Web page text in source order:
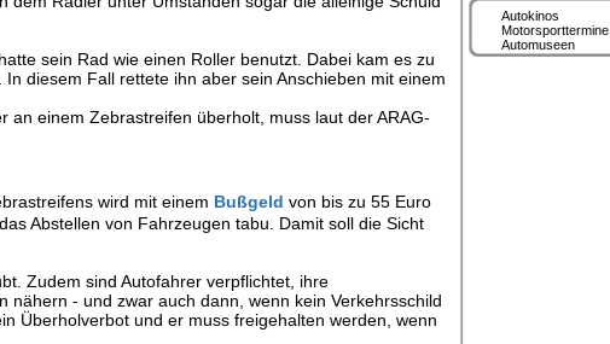
sein Rad wie einen Roller benutzt. Dabei kam es zu
diesem Fall rettete ihn aber sein Anschieben mit einem
einem Zebrastreifen überholt, muss laut der ARAG-
wird mit einem Bußgeld von bis zu 55 Euro
Abstellen von Fahrzeugen tabu. Damit soll die Sicht
Zudem sind Autofahrer verpflichtet, ihre
- und zwar auch dann, wenn kein Verkehrsschild
Überholverbot und er muss freigehalten werden, wenn
Autokinos
Motorsporttermine
Automuseen